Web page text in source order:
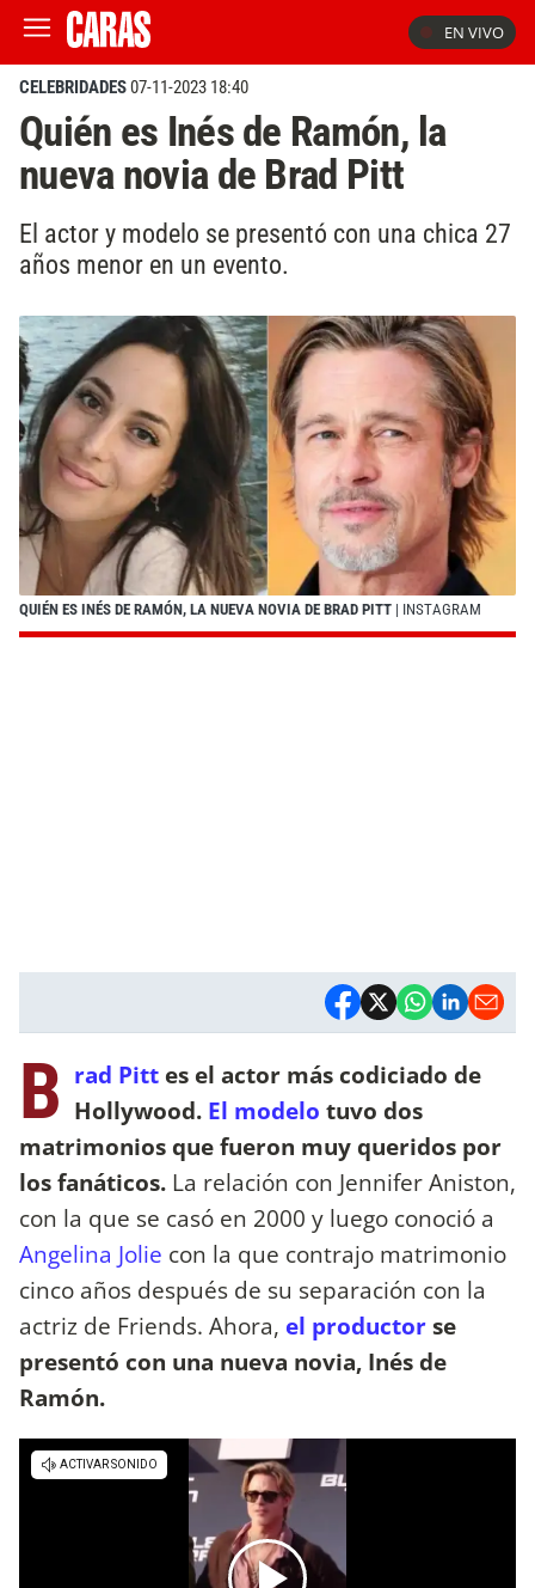
EN VIVO
CELEBRIDADES07-11-2023 18:40
Quién es Inés de Ramón, la
nueva novia de Brad Pitt
El actor y modelo se presentó con una chica 27
años menor en un evento.
QUIÉN ES INÉS DE RAMÓN, LA NUEVA NOVIA DE BRAD PITT | INSTAGRAM
B rad Pitt es el actor más codiciado de
Hollywood. El modelo tuvo dos
matrimonios que fueron muy queridos por
los fanáticos. La relación con Jennifer Aniston,
con la que se casó en 2000 y luego conoció a
Angelina Jolie con la que contrajo matrimonio
cinco años después de su separación con la
actriz de Friends. Ahora, el productorse
presentó con una nueva novia, Inés de
Ramón.